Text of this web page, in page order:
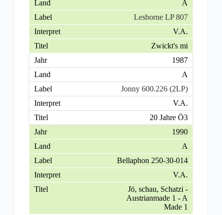
A
Lesborne LP 807
V.A.
Zwickt's mi
1987
A
Jonny 600.226 (2LP)
V.A.
20 Jahre Ö3
1990
A
Bellaphon 250-30-014
V.A.
Jö, schau, Schatzi -
Austrianmade 1 - A
Made 1